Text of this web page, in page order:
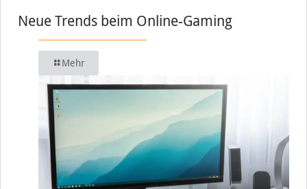
Neue Trends beim Online-Gaming
Mehr